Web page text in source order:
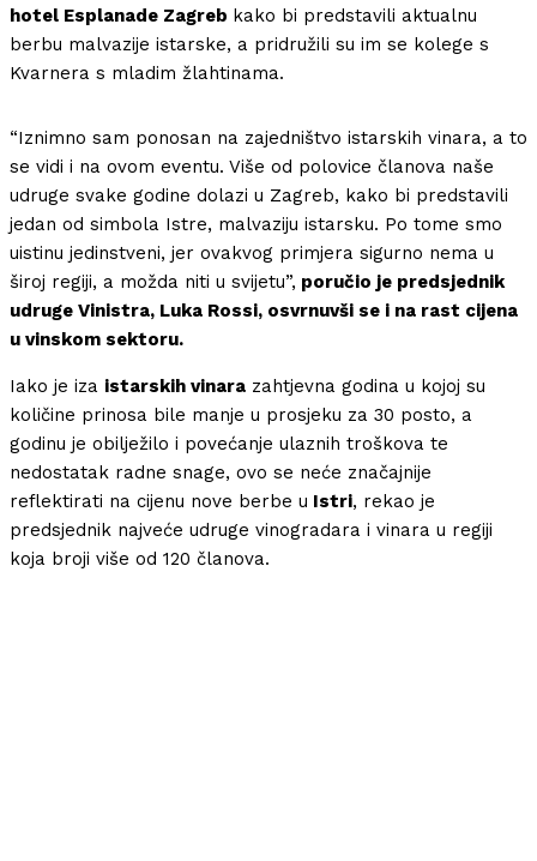
hotel Esplanade Zagreb kako bi predstavili aktualnu
berbu malvazije istarske, a pridružili su im se kolege s
Kvarnera s mladim žlahtinama.
“Iznimno sam ponosan na zajedništvo istarskih vinara, a to
se vidi i na ovom eventu. Više od polovice članova naše
udruge svake godine dolazi u Zagreb, kako bi predstavili
jedan od simbola Istre, malvaziju istarsku. Po tome smo
uistinu jedinstveni, jer ovakvog primjera sigurno nema u
široj regiji, a možda niti u svijetu”, poručio je predsjednik
udruge Vinistra, Luka Rossi, osvrnuvši se i na rast cijena
u vinskom sektoru.
Iako je iza istarskih vinara zahtjevna godina u kojoj su
količine prinosa bile manje u prosjeku za 30 posto, a
godinu je obilježilo i povećanje ulaznih troškova te
nedostatak radne snage, ovo se neće značajnije
reflektirati na cijenu nove berbe u Istri, rekao je
predsjednik najveće udruge vinogradara i vinara u regiji
koja broji više od 120 članova.